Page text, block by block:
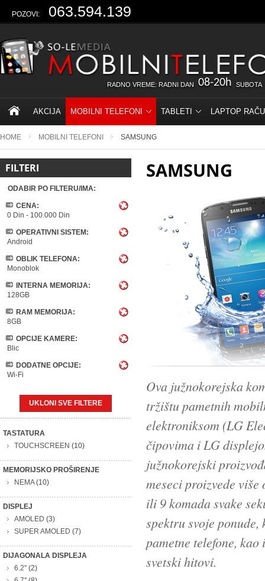
POZOVI: 063.594.139
RADNO VREME: RADNI DAN 08-20h SUBOTA
AKCIJA MOBILNI TELEFONI TABLETI LAPTOP
HOME MOBILNI TELEFONI SAMSUNG
FILTERI
ODABIR PO FILTERU/IMA:
CENA:
0 Din - 100.000 Din
OPERATIVNI SISTEM:
Android
OBLIK TELEFONA:
Monoblok
INTERNA MEMORIJA:
128GB
RAM MEMORIJA:
8GB
OPCIJE KAMERE:
Blic
DODATNE OPCIJE:
Wi-Fi
UKLONI SVE FILTERE
TASTATURA
TOUCHSCREEN (10)
MEMORIJSKO PROŠIRENJE
NEMA(10)
DISPLEJ
AMOLED (3)
SUPER AMOLED (7)
DIJAGONALA DISPLEJA
6.2'' (2)
SAMSUNG
Ova južnokorejska
tržištu pametnih
elektroniksom (LG
čipovima i LG
južnokorejski
meseci proizvede
ili 9 komada svake
spektru svoje
pametne telefone,
svetski hitovi.